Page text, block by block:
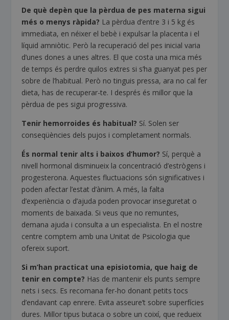
De què depèn que la pèrdua de pes materna sigui
més o menys ràpida? La pèrdua d’entre 3 i 5 kg és
immediata, en néixer el bebè i expulsar la placenta i el
líquid amniòtic. Però la recuperació del pes inicial varia
d’unes dones a unes altres. El que costa una mica més
de temps és perdre quilos extres si s’ha guanyat pes per
sobre de l’habitual. Però no tinguis pressa, ara no cal fer
dieta, has de recuperar-te. I després és millor que la
pèrdua de pes sigui progressiva.
Tenir hemorroides és habitual? Sí. Solen ser
conseqüències dels pujos i completament normals.
És normal tenir alts i baixos d’humor? Sí, perquè a
nivell hormonal disminueix la concentració d’estrògens i
progesterona. Aquestes fluctuacions són significatives i
poden afectar l’estat d’ànim. A més, la falta
d’experiència o d’ajuda poden provocar inseguretat o
moments de baixada. Si veus que no remuntes,
demana ajuda i consulta a un especialista. En el nostre
centre comptem amb una Unitat de Psicologia que
ofereix suport.
Si m’han practicat una episiotomia, que haig de
tenir en compte? Has de mantenir els punts sempre
nets i secs. Es recomana fer-ho donant petits tocs
d’endavant cap enrere. Evita asseure’t sobre superfícies
dures. Millor tipus butaca o sobre un coixí, que redueix